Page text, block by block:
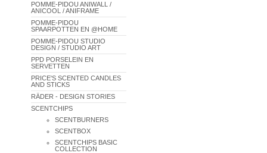
POMME-PIDOU ANIWALL /
ANICOOL / ANIFRAME
POMME-PIDOU
SPAARPOTTEN EN @HOME
POMME-PIDOU STUDIO
DESIGN / STUDIO ART
PPD PORSELEIN EN
SERVETTEN
PRICE'S SCENTED CANDLES
AND STICKS
RÄDER - DESIGN STORIES
SCENTCHIPS
SCENTBURNERS
SCENTBOX
SCENTCHIPS BASIC
COLLECTION